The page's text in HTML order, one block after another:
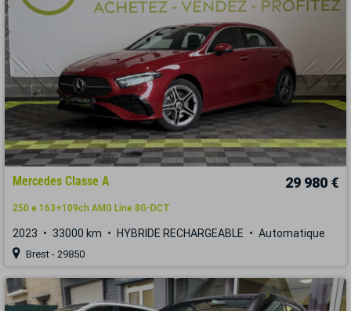
Mercedes Classe A 29 980 €
250 e 163+109ch AMG Line 8G-DCT
2023 33000 km HYBRIDE RECHARGEABLE Automatique
Brest - 29850